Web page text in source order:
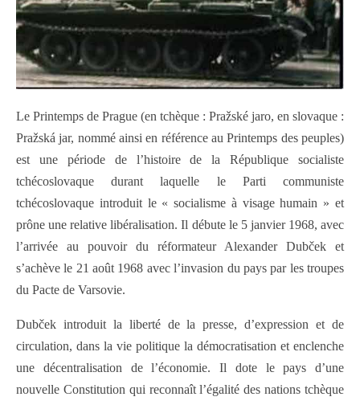
Le Printemps de Prague (en tchèque : Pražské jaro, en slovaque :
Pražská jar, nommé ainsi en référence au Printemps des peuples)
est une période de l’histoire de la République socialiste
tchécoslovaque durant laquelle le Parti communiste
tchécoslovaque introduit le « socialisme à visage humain » et
prône une relative libéralisation. Il débute le 5 janvier 1968, avec
l’arrivée au pouvoir du réformateur Alexander Dubček et
s’achève le 21 août 1968 avec l’invasion du pays par les troupes
du Pacte de Varsovie.
Dubček introduit la liberté de la presse, d’expression et de
circulation, dans la vie politique la démocratisation et enclenche
une décentralisation de l’économie. Il dote le pays d’une
nouvelle Constitution qui reconnaît l’égalité des nations tchèque